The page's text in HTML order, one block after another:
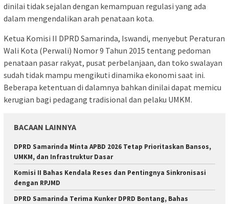
dinilai tidak sejalan dengan kemampuan regulasi yang ada
dalam mengendalikan arah penataan kota.
Ketua Komisi II DPRD Samarinda, Iswandi, menyebut Peraturan
Wali Kota (Perwali) Nomor 9 Tahun 2015 tentang pedoman
penataan pasar rakyat, pusat perbelanjaan, dan toko swalayan
sudah tidak mampu mengikuti dinamika ekonomi saat ini.
Beberapa ketentuan di dalamnya bahkan dinilai dapat memicu
kerugian bagi pedagang tradisional dan pelaku UMKM.
BACAAN LAINNYA
DPRD Samarinda Minta APBD 2026 Tetap Prioritaskan Bansos,
UMKM, dan Infrastruktur Dasar
Komisi II Bahas Kendala Reses dan Pentingnya Sinkronisasi
dengan RPJMD
DPRD Samarinda Terima Kunker DPRD Bontang, Bahas